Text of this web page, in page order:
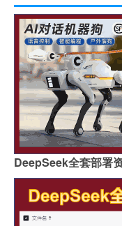
DeepSeek全套部署